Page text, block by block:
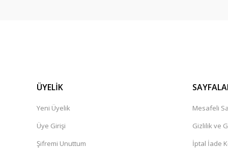
ÜYELİK
Yeni Üyelik
Üye Girişi
Şifremi Unuttum
Mesafeli
Gizlilik ve
İptal İade